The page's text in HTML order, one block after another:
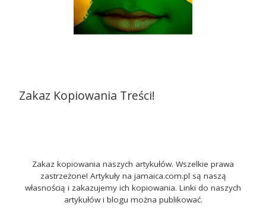
Zakaz Kopiowania Treści!
Zakaz kopiowania naszych artykułów. Wszelkie prawa
zastrzeżone! Artykuły na jamaica.com.pl są naszą
własnością i zakazujemy ich kopiowania. Linki do naszych
artykułów i blogu można publikować.